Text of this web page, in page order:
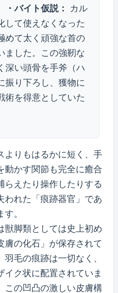
・バイト仮説：
カル
して使えなくなった
めて太く頑強な首の
ました。この強靭な
深い頭骨を手斧（ハ
振り下ろし、獲物に
術を得意としていた
よりもはるかに短く、手
動かす関節も完全に癒合
らえたり操作したりする
われた「痕跡器官」であ
。
獣脚類としては史上初め
膚の化石」が保存されて
毛の痕跡は一切なく、
イク状に配置されていま
この凹凸の激しい皮膚構